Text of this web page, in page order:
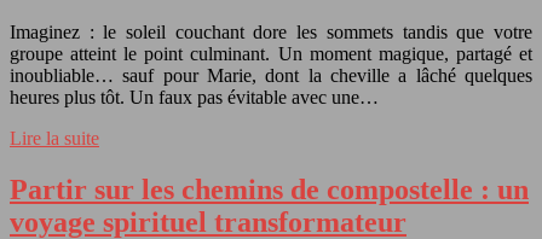
Imaginez : le soleil couchant dore les sommets tandis que votre
groupe atteint le point culminant. Un moment magique, partagé et
inoubliable… sauf pour Marie, dont la cheville a lâché quelques
heures plus tôt. Un faux pas évitable avec une…
Lire la suite
Partir sur les chemins de compostelle : un
voyage spirituel transformateur